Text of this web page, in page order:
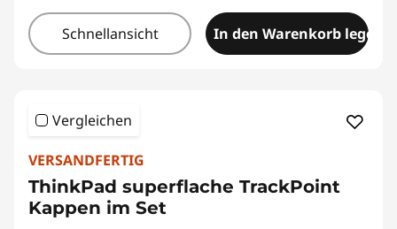
Schnellansicht In den Warenkorb legen
Vergleichen
VERSANDFERTIG
ThinkPad superflache TrackPoint
Kappen im Set